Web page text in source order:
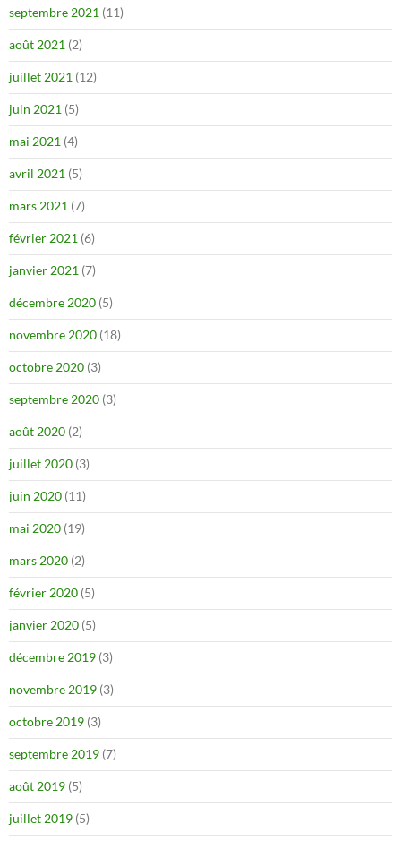
septembre 2021 (11)
août 2021 (2)
juillet 2021 (12)
juin 2021 (5)
mai 2021 (4)
avril 2021 (5)
mars 2021 (7)
février 2021 (6)
janvier 2021 (7)
décembre 2020 (5)
novembre 2020 (18)
octobre 2020 (3)
septembre 2020 (3)
août 2020 (2)
juillet 2020 (3)
juin 2020 (11)
mai 2020 (19)
mars 2020 (2)
février 2020 (5)
janvier 2020 (5)
décembre 2019 (3)
novembre 2019 (3)
octobre 2019 (3)
septembre 2019 (7)
août 2019 (5)
juillet 2019 (5)